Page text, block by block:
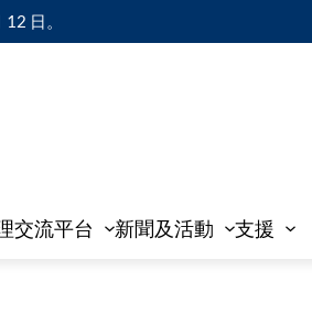
日。
交流平台 新聞及活動 支援